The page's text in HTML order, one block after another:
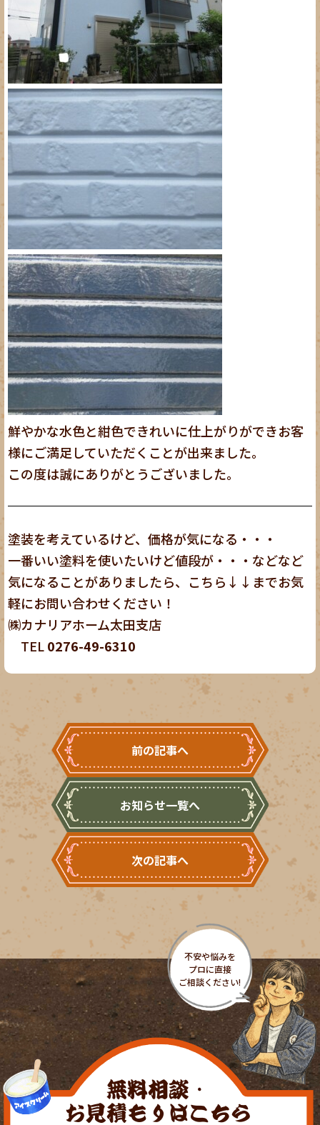
鮮やかな水色と紺色できれいに仕上がりができお客
様にご満足していただくことが出来ました。
この度は誠にありがとうございました。
塗装を考えているけど、価格が気になる・・・
一番いい塗料を使いたいけど値段が・・・などなど
気になることがありましたら、こちら↓↓までお気
軽にお問い合わせください！
㈱カナリアホーム太田支店
TEL0276-49-6310
前の記事へ
お知らせ一覧へ
次の記事へ
無料相談・
お見積もりはこちら